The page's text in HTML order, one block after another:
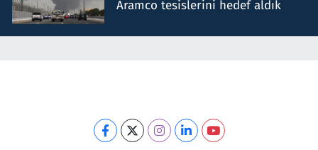
Aramco tesislerini hedef aldık